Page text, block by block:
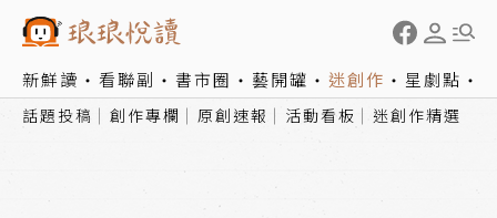
新鮮讀 看聯副 書市圈 藝開罐 迷創作 星劇點
話題投稿 創作專欄 原創速報 活動看板 迷創作精選